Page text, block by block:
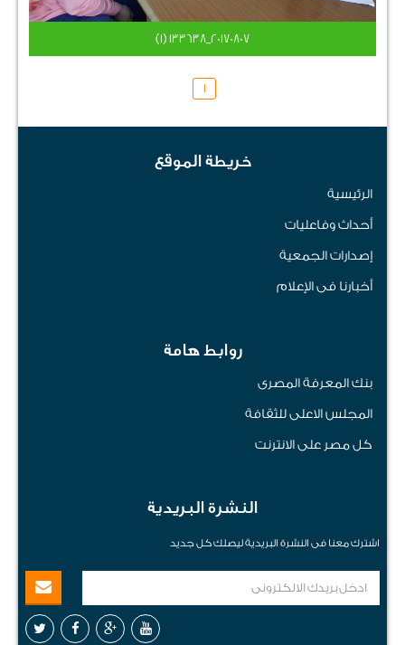
٢٠١٧٠٨٠٧_١٣٣٦٣٨ (1)
1
خريطة الموقع
الرئيسية
أحداث وفاعليات
إصدارات الجمعية
أخبارنا فى الإعلام
روابط هامة
بنك المعرفة المصرى
المجلس الاعلى للثقافة
كل مصر على الانترنت
النشرة البريدية
اشترك معنا فى النشرة البريدية ليصلك كل جديد